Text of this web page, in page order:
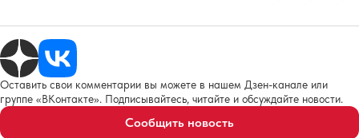
Оставить свои комментарии вы можете в нашем Дзен-канале или
группе «ВКонтакте». Подписывайтесь, читайте и обсуждайте новости.
Сообщить новость